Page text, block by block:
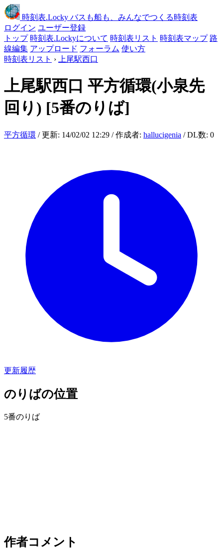
時刻表.Locky バスも船も、みんなでつくる時刻表
ログイン ユーザー登録
トップ 時刻表.Lockyについて 時刻表リスト 時刻表マップ 路
線編集 アップロード フォーラム 使い方
時刻表リスト › 上尾駅西口
上尾駅西口 平方循環(小泉先
回り) [5番のりば]
平方循環 / 更新: 14/02/02 12:29 / 作成者: hallucigenia / DL数: 0
更新履歴
のりばの位置
5番のりば
作者コメント